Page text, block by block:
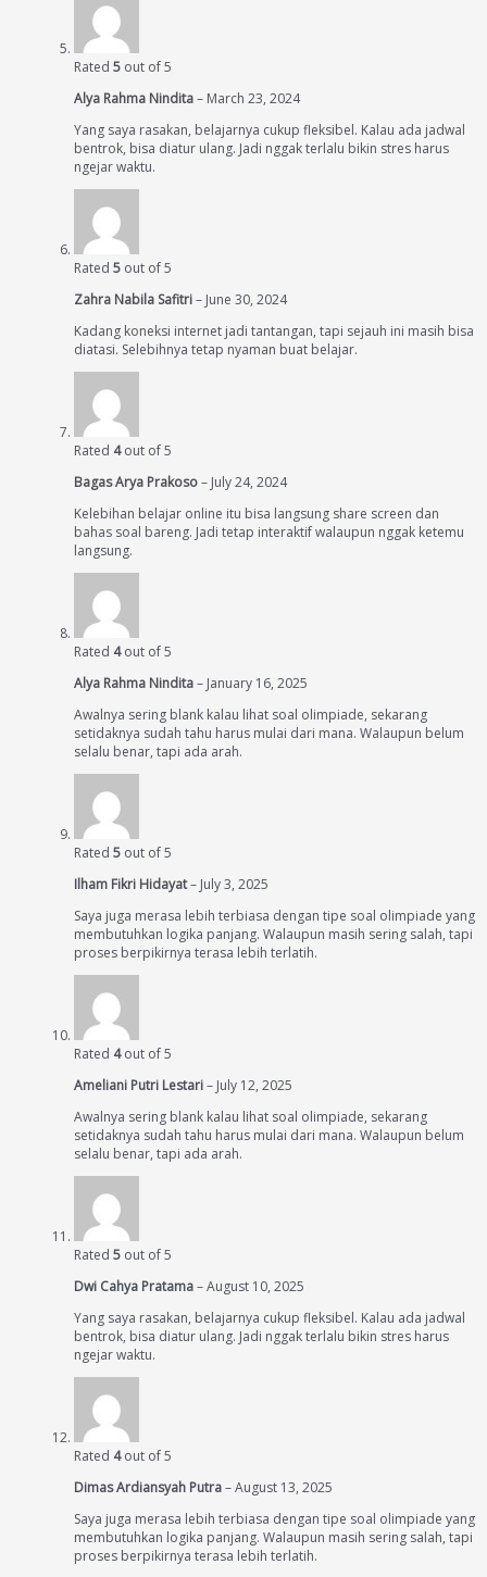
Rated 5 out of 5
Alya Rahma Nindita– March 23, 2024
Yang saya rasakan, belajarnya cukup fleksibel. Kalau ada jadwal
bentrok, bisa diatur ulang. Jadi nggak terlalu bikin stres harus
ngejar waktu.
Rated 5 out of 5
Zahra Nabila Safitri– June 30, 2024
Kadang koneksi internet jadi tantangan, tapi sejauh ini masih bisa
diatasi. Selebihnya tetap nyaman buat belajar.
Rated 4out of 5
Bagas Arya Prakoso– July 24, 2024
Kelebihan belajar online itu bisa langsung share screen dan
bahas soal bareng. Jadi tetap interaktif walaupun nggak ketemu
langsung.
Rated 4out of 5
Alya Rahma Nindita– January 16, 2025
Awalnya sering blank kalau lihat soal olimpiade, sekarang
setidaknya sudah tahu harus mulai dari mana. Walaupun belum
selalu benar, tapi ada arah.
Rated 5 out of 5
Ilham Fikri Hidayat– July 3, 2025
Saya juga merasa lebih terbiasa dengan tipe soal olimpiade yang
membutuhkan logika panjang. Walaupun masih sering salah, tapi
proses berpikirnya terasa lebih terlatih.
Rated 4out of 5
Ameliani Putri Lestari– July 12, 2025
Awalnya sering blank kalau lihat soal olimpiade, sekarang
setidaknya sudah tahu harus mulai dari mana. Walaupun belum
selalu benar, tapi ada arah.
Rated 5 out of 5
Dwi Cahya Pratama–August 10, 2025
Yang saya rasakan, belajarnya cukup fleksibel. Kalau ada jadwal
bentrok, bisa diatur ulang. Jadi nggak terlalu bikin stres harus
ngejar waktu.
Rated 4out of 5
Dimas Ardiansyah Putra–August 13, 2025
Saya juga merasa lebih terbiasa dengan tipe soal olimpiade yang
membutuhkan logika panjang. Walaupun masih sering salah, tapi
proses berpikirnya terasa lebih terlatih.